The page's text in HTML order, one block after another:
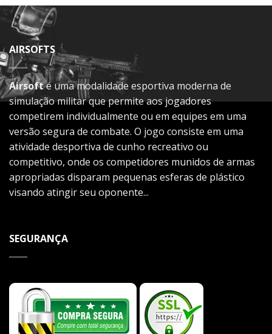
AIRSOFTS
Airsofté uma modalidade esportiva moderna de
simulação militar que permite aos jogadores
competirem individualmente ou em equipes em uma
versão segura de combate. O jogo consiste em uma
atividade desportiva de cunho recreativo ou
competitivo, onde os competidores munidos de armas
apropriadas disparam pequenas esferas de plástico
visando atingir seu oponente...
SEGURANÇA